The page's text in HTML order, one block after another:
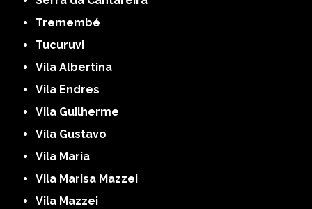
Tremembé
Tucuruvi
Vila Albertina
Vila Endres
Vila Guilherme
Vila Gustavo
Vila Maria
Vila Marisa Mazzei
Vila Mazzei